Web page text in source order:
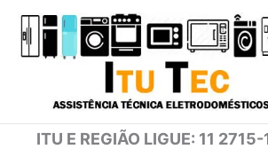
para
ITU E REGIÃO LIGUE: 11